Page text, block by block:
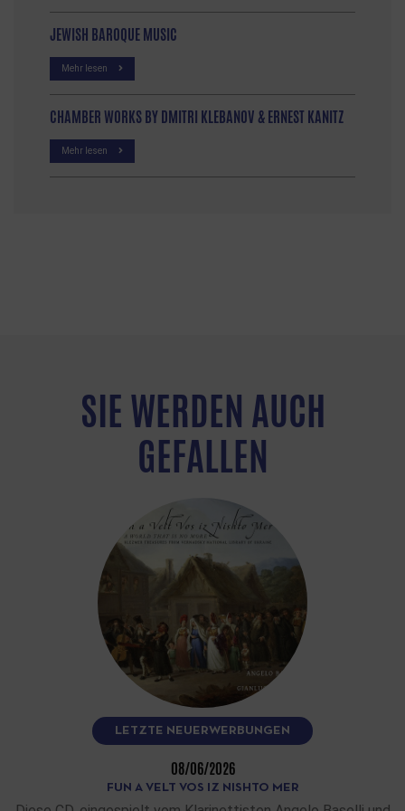
JEWISH BAROQUE MUSIC
Mehr lesen
CHAMBER WORKS BY DMITRI KLEBANOV & ERNEST KANITZ
Mehr lesen
SIE WERDEN AUCH
GEFALLEN
LETZTE NEUERWERBUNGEN
08/06/2026
FUN A VELT VOS IZ NISHTO MER